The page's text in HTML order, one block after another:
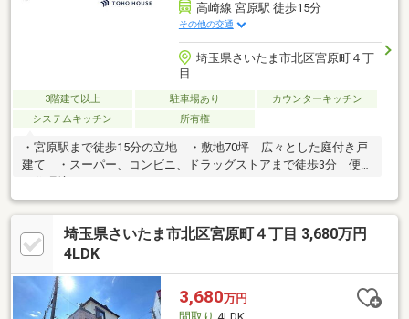
高崎線 宮原駅 徒歩15分
その他の交通
埼玉県さいたま市北区宮原町４丁
目
3階建て以上 駐車場あり
カウンターキッチン
システムキッチン
所有権
・宮原駅まで徒歩15分の立地 ・敷地70坪 広々とした庭付き戸
建て ・スーパー、コンビニ、ドラッグストアまで徒歩3分 便利
埼玉県さいたま市北区宮原町４丁目 3,680万円
4LDK
3,680万円